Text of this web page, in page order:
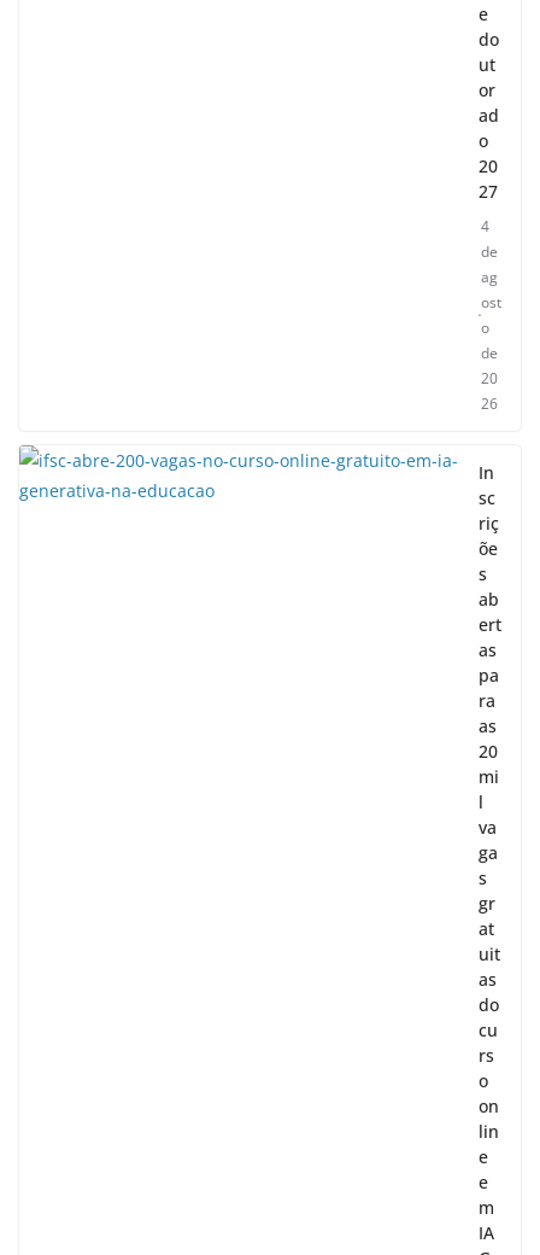
e
do
ut
or
ad
o
20
27
4
de
ag
ost
o
de
20
26
In
sc
riç
õe
s
ab
ert
as
pa
ra
as
20
mi
l
va
ga
s
gr
at
uit
as
do
cu
rs
o
on
lin
e
e
m
IA